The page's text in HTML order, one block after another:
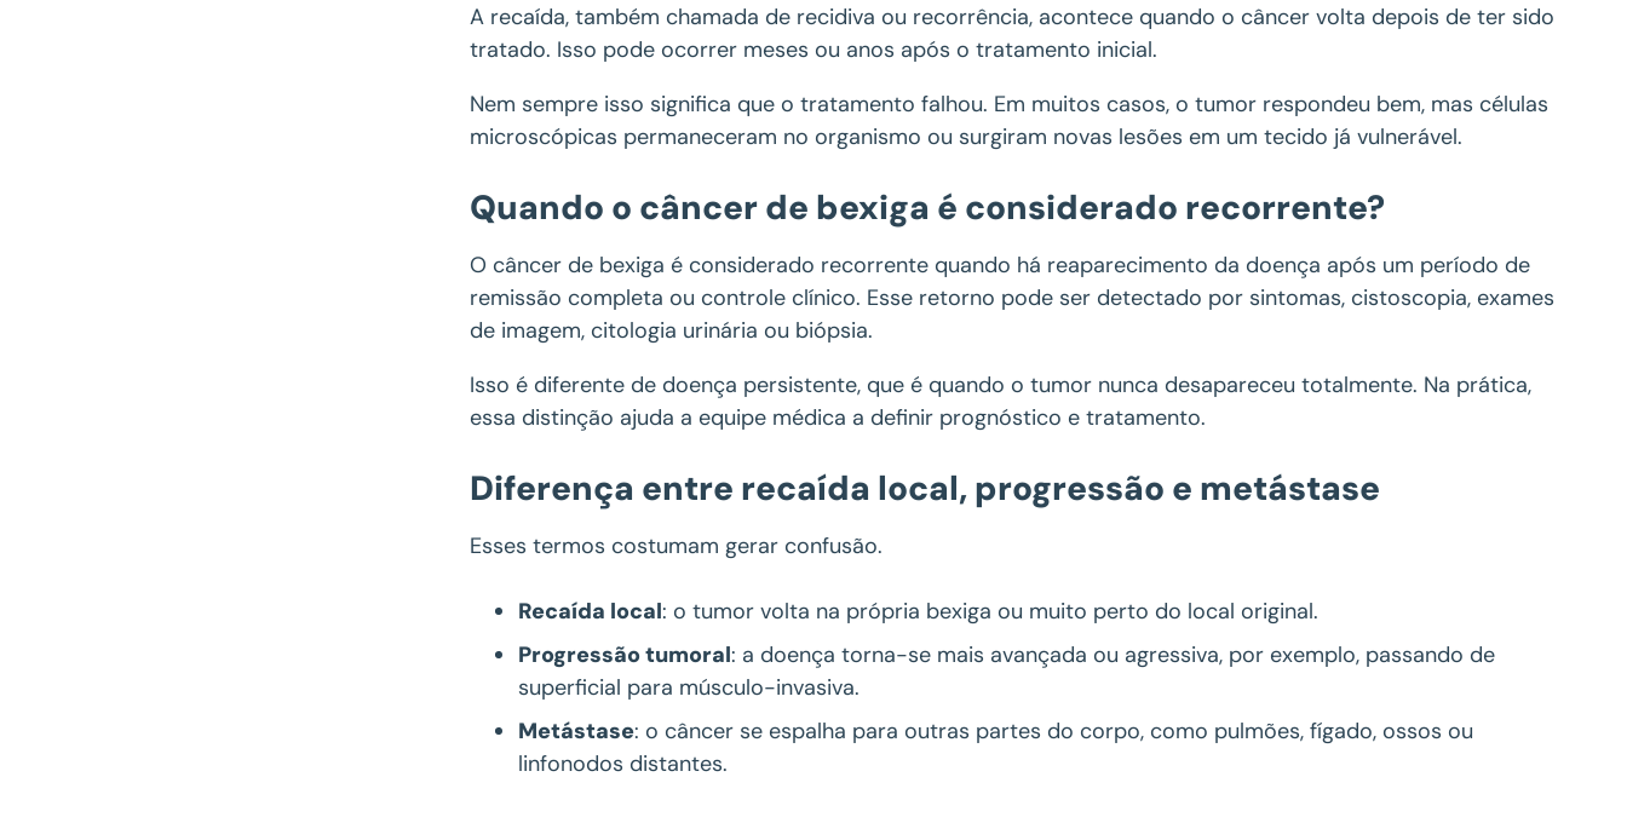
A recaída, também chamada de recidiva ou recorrência, acontece quando o câncer volta depois de ter sido
tratado. Isso pode ocorrer meses ou anos após o tratamento inicial.
Nem sempre isso significa que o tratamento falhou. Em muitos casos, o tumor respondeu bem, mas células
microscópicas permaneceram no organismo ou surgiram novas lesões em um tecido já vulnerável.
Quando o câncer de bexiga é considerado recorrente?
O câncer de bexiga é considerado recorrente quando há reaparecimento da doença após um período de
remissão completa ou controle clínico. Esse retorno pode ser detectado por sintomas, cistoscopia, exames
de imagem, citologia urinária ou biópsia.
Isso é diferente de doença persistente, que é quando o tumor nunca desapareceu totalmente. Na prática,
essa distinção ajuda a equipe médica a definir prognóstico e tratamento.
Diferença entre recaída local, progressão e metástase
Esses termos costumam gerar confusão.
Recaída local: o tumor volta na própria bexiga ou muito perto do local original.
Progressão tumoral: a doença torna-se mais avançada ou agressiva, por exemplo, passando de
superficial para músculo-invasiva.
Metástase: o câncer se espalha para outras partes do corpo, como pulmões, fígado, ossos ou
linfonodos distantes.